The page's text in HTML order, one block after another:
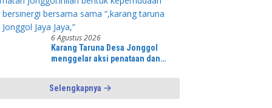
6 Agustus 2026
Karang Taruna Desa Jonggol
menggelar aksi penataan dan
Alun kecamatan Jonggol.inilah
bentuk kepemudaan yang
bersinergi bersama sama “,karang
Selengkapnya